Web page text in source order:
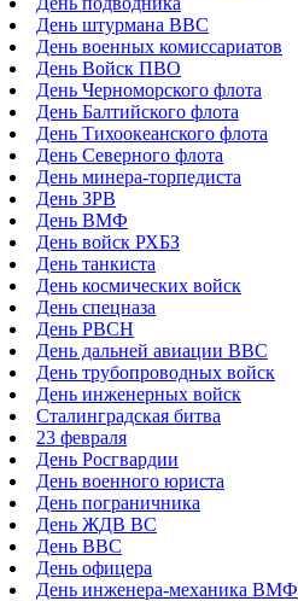
День штурмана ВВС
День военных комиссариатов
День Войск ПВО
День Черноморского флота
День Балтийского флота
День Тихоокеанского флота
День Северного флота
День минера-торпедиста
День ЗРВ
День ВМФ
День войск РХБЗ
День танкиста
День космических войск
День спецназа
День РВСН
День дальней авиации ВВС
День трубопроводных войск
День инженерных войск
Сталинградская битва
23 февраля
День Росгвардии
День военного юриста
День пограничника
День ЖДВ ВС
День ВВС
День офицера
День инженера-механика ВМФ